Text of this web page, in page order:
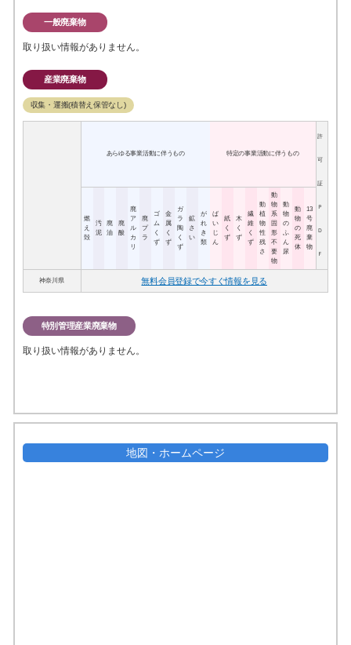
一般廃棄物
取り扱い情報がありません。
産業廃棄物
収集・運搬(積替え保管なし)
あらゆる事業活動に伴うもの 特定の事業活動に伴うもの
許
可
証
Ｐ
Ｄ
Ｆ
燃
え
殻
汚
泥
廃
油
廃
酸
廃
ア
ル
カ
リ
廃
プ
ラ
ゴ
ム
く
ず
金
属
く
ず
ガ
ラ
陶
く
ず
鉱
さ
い
が
れ
き
類
ば
い
じ
ん
紙
く
ず
木
く
ず
繊
維
く
ず
動
植
物
性
残
さ
動
物
系
固
形
不
要
物
動
物
の
ふ
ん
尿
動
物
の
死
体
13
号
廃
棄
物
神奈川県 無料会員登録で今すぐ情報を見る
特別管理産業廃棄物
取り扱い情報がありません。
地図・ホームページ